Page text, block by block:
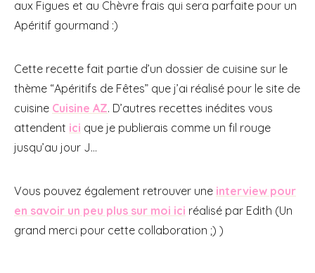
aux Figues et au Chèvre frais qui sera parfaite pour un
Apéritif gourmand :)
Cette recette fait partie d’un dossier de cuisine sur le
thème “Apéritifs de Fêtes” que j’ai réalisé pour le site de
cuisine Cuisine AZ. D’autres recettes inédites vous
attendent ici que je publierais comme un fil rouge
jusqu’au jour J…
Vous pouvez également retrouver une interview pour
en savoir un peu plus sur moi ici réalisé par Edith (Un
grand merci pour cette collaboration ;) )